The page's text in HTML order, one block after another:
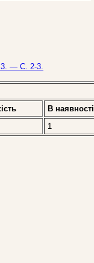
3. — С. 2-3.
В наявностi
1